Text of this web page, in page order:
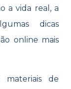
a vida real, a
dicas
online mais
materiais de